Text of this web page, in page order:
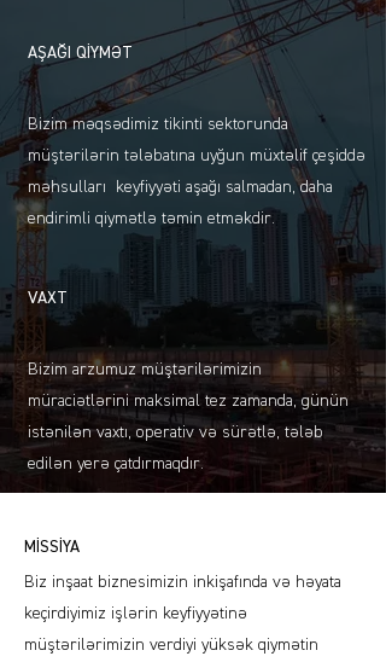
AŞAĞI QİYMƏT
Bizim məqsədimiz tikinti sektorunda
müştərilərin tələbatına uyğun müxtəlif çeşiddə
məhsulları keyfiyyəti aşağı salmadan, daha
endirimli qiymətlə təmin etməkdir.
VAXT
Bizim arzumuz müştərilərimizin
müraciətlərini maksimal tez zamanda, günün
istənilən vaxtı, operativ və sürətlə, tələb
edilən yerə çatdırmaqdır.
MİSSİYA
Biz inşaat biznesimizin inkişafında və həyata
keçirdiyimiz işlərin keyfiyyətinə
müştərilərimizin verdiyi yüksək qiymətin